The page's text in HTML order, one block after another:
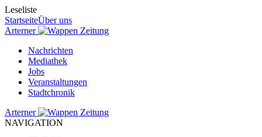
Leseliste
StartseiteÜber uns
Arterner
Zeitung
Nachrichten
Mediathek
Jobs
Veranstaltungen
Stadtchronik
Arterner
Zeitung
NAVIGATION